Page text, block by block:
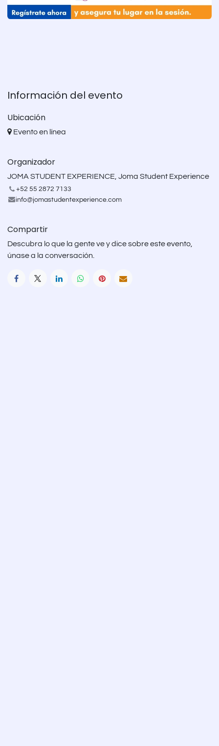
Información del evento
Ubicación
Evento en línea
Organizador
JOMA STUDENT EXPERIENCE, Joma Student Experience
+52 55 2872 7133
info@jomastudentexperience.com
Compartir
Descubra lo que la gente ve y dice sobre este evento,
únase a la conversación.